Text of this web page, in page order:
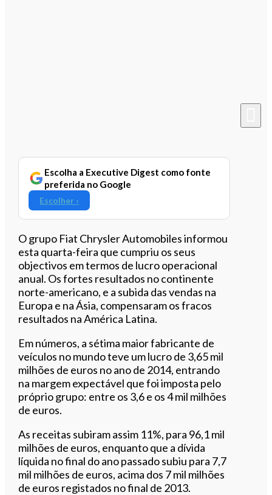
Escolha a Executive Digest como fonte
preferida no Google
Escolher ›
O grupo Fiat Chrysler Automobiles informou
esta quarta-feira que cumpriu os seus
objectivos em termos de lucro operacional
anual. Os fortes resultados no continente
norte-americano, e a subida das vendas na
Europa e na Ásia, compensaram os fracos
resultados na América Latina.
Em números, a sétima maior fabricante de
veículos no mundo teve um lucro de 3,65 mil
milhões de euros no ano de 2014, entrando
na margem expectável que foi imposta pelo
próprio grupo: entre os 3,6 e os 4 mil milhões
de euros.
As receitas subiram assim 11%, para 96,1 mil
milhões de euros, enquanto que a dívida
líquida no final do ano passado subiu para 7,7
mil milhões de euros, acima dos 7 mil milhões
de euros registados no final de 2013.